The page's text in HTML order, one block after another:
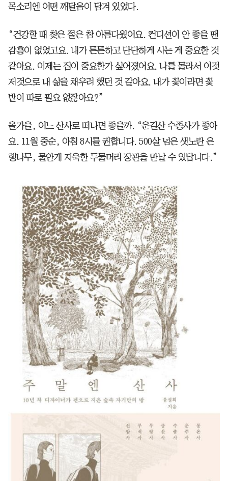
목소리엔 어떤 깨달음이 담겨 있었다.
“건강할 때 찾은 절은 참 아름다웠어요. 컨디션이 안 좋을 땐
감흥이 없었고요. 내가 튼튼하고 단단하게 사는 게 중요한 것
같아요. 이제는 집이 중요한가 싶어졌어요. 나를 몰라서 이것
저것으로 내 삶을 채우려 했던 것 같아요. 내가 꽃이라면 꽃
밭이 따로 필요 없잖아요?”
올가을, 어느 산사로 떠나면 좋을까. “운길산 수종사가 좋아
요. 11월 중순, 아침 8시를 권합니다. 500살 넘은 샛노란 은
행나무, 물안개 자욱한 두물머리 장관을 만날 수 있답니다.”